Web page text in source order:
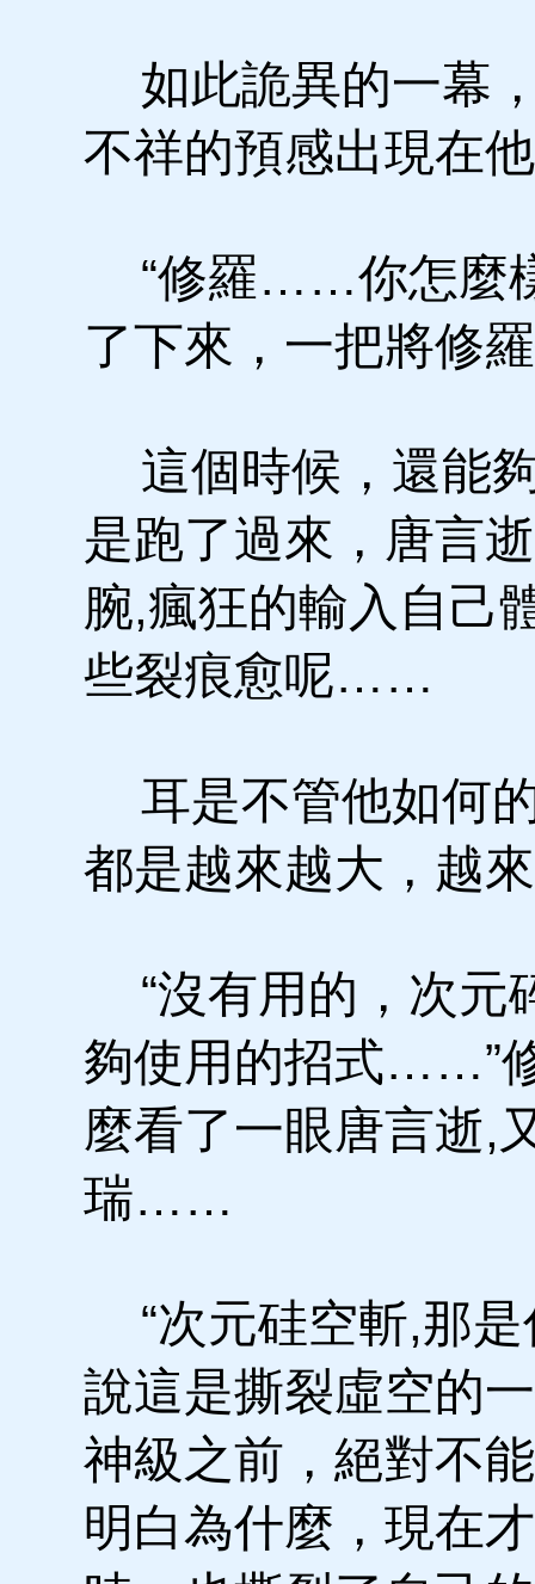
如此詭異的一幕
不祥的預感出現在
“修羅……你怎麼
了下來，一把將修
這個時候，還能
是跑了過來，唐言
腕,瘋狂的輸入自己
些裂痕愈呢……
耳是不管他如何
都是越來越大，越
“沒有用的，次元
夠使用的招式……”
麼看了一眼唐言逝,
瑞……
“次元硅空斬,那是
說這是撕裂虛空的
神級之前，絕對不
明白為什麼，現在